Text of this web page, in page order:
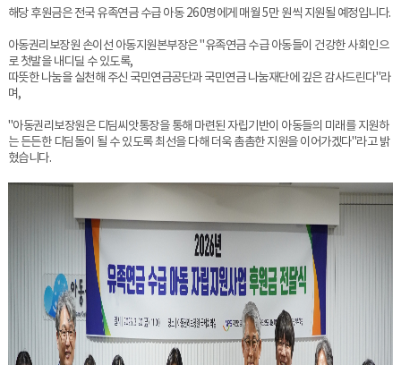
해당 후원금은 전국 유족연금 수급 아동 260명에게 매월 5만 원씩 지원될 예정입니다.
아동권리보장원 손이선 아동지원본부장은 "유족연금 수급 아동들이 건강한 사회인으
로첫발을 내디딜 수 있도록,
따뜻한 나눔을 실천해 주신 국민연금공단과 국민연금 나눔재단에 깊은 감사드린다"라
며,
"아동권리보장원은 디딤씨앗통장을 통해 마련된 자립기반이 아동들의 미래를 지원하
는 든든한 디딤돌이 될 수 있도록 최선을 다해 더욱 촘촘한 지원을 이어가겠다"라고 밝
혔습니다.